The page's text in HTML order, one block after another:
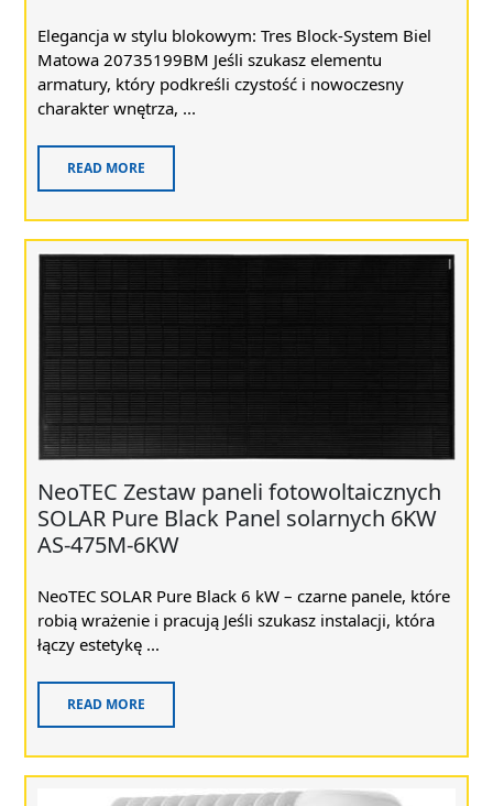
Elegancja w stylu blokowym: Tres Block-System Biel
Matowa 20735199BM Jeśli szukasz elementu
armatury, który podkreśli czystość i nowoczesny
charakter wnętrza, ...
READ MORE
NeoTEC Zestaw paneli fotowoltaicznych
SOLAR Pure Black Panel solarnych 6KW
AS-475M-6KW
NeoTEC SOLAR Pure Black 6 kW – czarne panele, które
robią wrażenie i pracują Jeśli szukasz instalacji, która
łączy estetykę ...
READ MORE